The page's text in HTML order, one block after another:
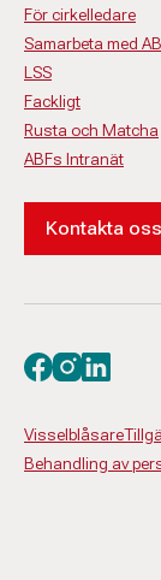
För cirkelledare
Samarbeta med
LSS
Fackligt
Rusta och Matcha
ABFs Intranät
Kontakta oss
Visselblåsare
Behandling av
Besök oss på
Besök oss på
Besök